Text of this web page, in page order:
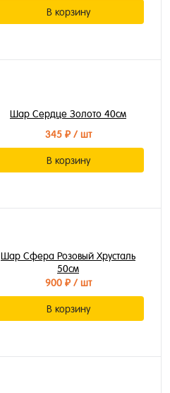
В корзину
Шар Сердце Золото 40см
345 ₽/ шт
В корзину
Шар Сфера Розовый Хрусталь
50см
900 ₽/ шт
В корзину